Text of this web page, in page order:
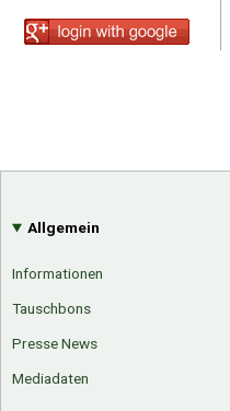
Allgemein
Informationen
Tauschbons
Presse News
Mediadaten